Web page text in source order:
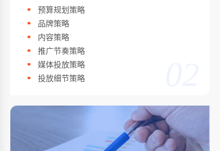
预算规划策略
品牌策略
内容策略
推广节奏策略
媒体投放策略
投放细节策略